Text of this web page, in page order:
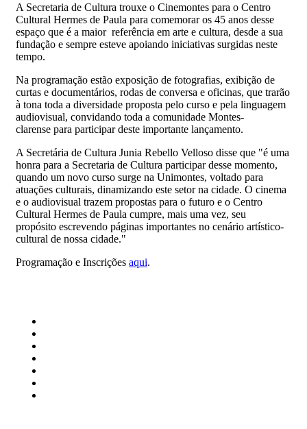
A Secretaria de Cultura trouxe o Cinemontes para o Centro
Cultural Hermes de Paula para comemorar os 45 anos desse
espaço que é a maior referência em arte e cultura, desde a sua
fundação e sempre esteve apoiando iniciativas surgidas neste
tempo.
Na programação estão exposição de fotografias, exibição de
curtas e documentários, rodas de conversa e oficinas, que trarão
à tona toda a diversidade proposta pelo curso e pela linguagem
audiovisual, convidando toda a comunidade Montes-
clarense para participar deste importante lançamento.
A Secretária de Cultura Junia Rebello Velloso disse que "é uma
honra para a Secretaria de Cultura participar desse momento,
quando um novo curso surge na Unimontes, voltado para
atuações culturais, dinamizando este setor na cidade. O cinema
e o audiovisual trazem propostas para o futuro e o Centro
Cultural Hermes de Paula cumpre, mais uma vez, seu
propósito escrevendo páginas importantes no cenário artístico-
cultural de nossa cidade."
Programação e Inscrições aqui.